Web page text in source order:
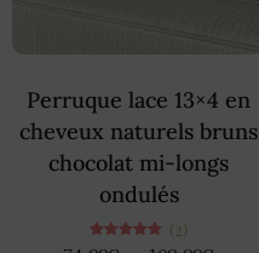
Perruque lace 13×4 en
cheveux naturels bruns
chocolat mi-longs
ondulés
Note
(2)